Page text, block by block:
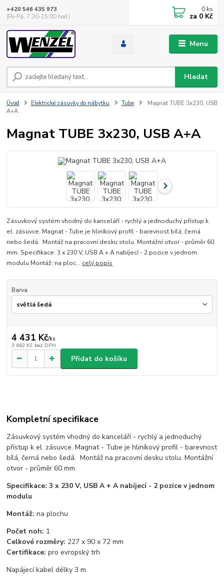
Menu
Hledat
+420 546 435 973
(Po-Pá, 7:30-15:00 hod.)
0 ks
za 0 Kč
Úvod Elektrické zásuvky do nábytku Tube
Magnat TUBE 3x230, USB
A+A
Magnat TUBE 3x230, USB A+A
Zásuvkový systém vhodný do kanceláří - rychlý a jednoduchý přístup k
el. zásuvce. Magnat - Tube je hliníkový profil - barevnost bílá, černá
nebo šedá. Montáž na pracovní desku stolu. Montážní otvor - průměr 60
mm. Specifikace: 3 x 230 V, USB A + A nabíjecí - 2 pozice v jednom
modulu Montáž: na ploc... celý popis
Barva
4 431 Kč/ks
3 662 Kč bez DPH
Přidat do košíku
Kompletní specifikace
Zásuvkový systém vhodný do kanceláří - rychlý a jednoduchý
přístup k el. zásuvce. Magnat - Tube je hliníkový profil - barevnost
bílá, černá nebo šedá. Montáž na pracovní desku stolu. Montážní
otvor - průměr 60 mm.
Specifikace: 3 x 230 V, USB A + A nabíjecí - 2 pozice v jednom
modulu
Montáž: na plochu
Počet noh: 1
Celkové rozměry: 227 x 90 x 72 mm
Certifikace: pro evropský trh
Napájecí kabel délky 3 m.